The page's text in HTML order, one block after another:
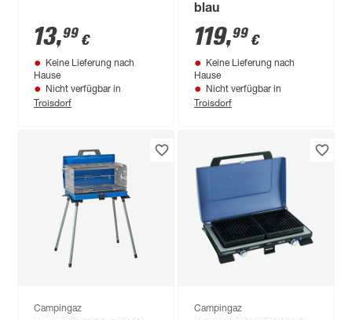
13,99 €
Keine Lieferung nach
Hause
Nicht verfügbar in
Troisdorf
blau
119,99 €
Keine Lieferung nach
Hause
Nicht verfügbar in
Troisdorf
Campingaz Campingaz